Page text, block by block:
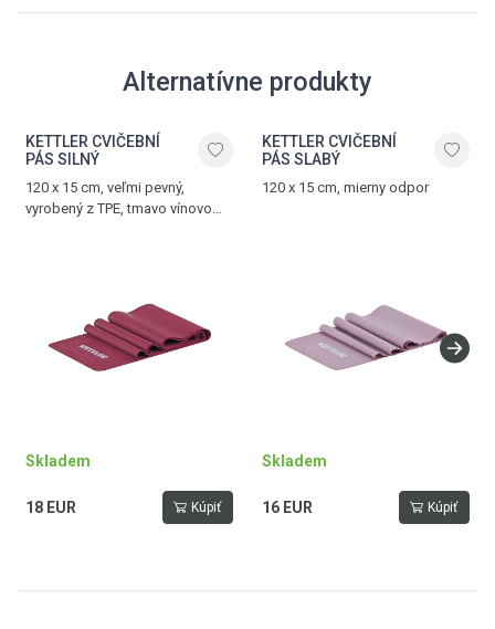
Alternatívne produkty
KETTLER CVIČEBNÍ
PÁS SILNÝ
120 x 15 cm, veľmi pevný,
vyrobený z TPE, tmavo vínovo
Skladem
18 EUR Kúpiť
KETTLER CVIČEBNÍ
PÁS SLABÝ
120 x 15 cm, mierny odpor
Skladem
16 EUR Kúpiť